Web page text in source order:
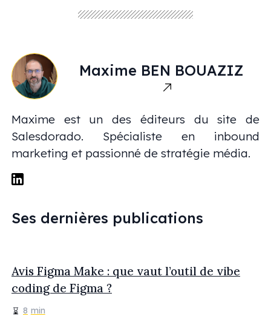
Maxime BEN BOUAZIZ
Maxime est un des éditeurs du site de
Salesdorado. Spécialiste en inbound
marketing et passionné de stratégie média.
Ses dernières publications
Avis Figma Make : que vaut l’outil de vibe
coding de Figma ?
8 min